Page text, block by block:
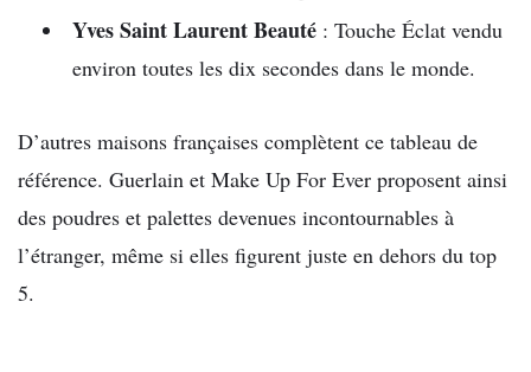
Yves Saint Laurent Beauté : Touche Éclat vendu
environ toutes les dix secondes dans le monde.
D’autres maisons françaises complètent ce tableau de
référence. Guerlain et Make Up For Ever proposent ainsi
des poudres et palettes devenues incontournables à
l’étranger, même si elles figurent juste en dehors du top
5.